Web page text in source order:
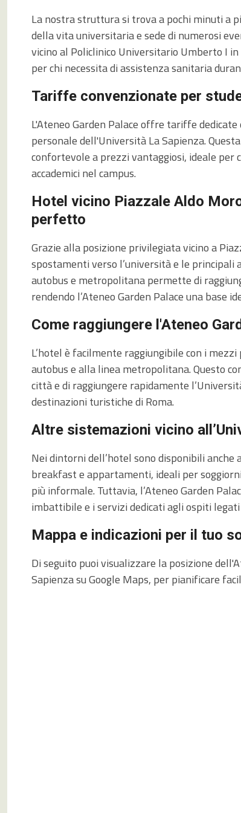
La nostra struttura si trova a pochi minuti a
della vita universitaria e sede di numerosi
vicino al Policlinico Universitario Umberto I
per chi necessita di assistenza sanitaria
Tariffe convenzionate per
L'Ateneo Garden Palace offre tariffe
personale dell'Università La Sapienza.
confortevole a prezzi vantaggiosi, ideale per
accademici nel campus.
Hotel vicino Piazzale Aldo
perfetto
Grazie alla posizione privilegiata vicino a
spostamenti verso l’università e le principali
autobus e metropolitana permette di
rendendo l’Ateneo Garden Palace una base
Come raggiungere l'Ateneo
L’hotel è facilmente raggiungibile con i
autobus e alla linea metropolitana. Questo
città e di raggiungere rapidamente
destinazioni turistiche di Roma.
Altre sistemazioni vicino
Nei dintorni dell’hotel sono disponibili
breakfast e appartamenti, ideali per
più informale. Tuttavia, l’Ateneo Garden
imbattibile e i servizi dedicati agli ospiti
Mappa e indicazioni per il tuo
Di seguito puoi visualizzare la posizione
Sapienza su Google Maps, per pianificare